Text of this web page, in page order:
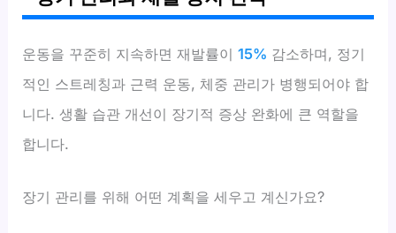
운동을 꾸준히 지속하면 재발률이15% 감소하며, 정기
적인 스트레칭과 근력 운동, 체중 관리가 병행되어야 합
니다. 생활 습관 개선이 장기적 증상 완화에 큰 역할을
합니다.
장기 관리를 위해 어떤 계획을 세우고 계신가요?